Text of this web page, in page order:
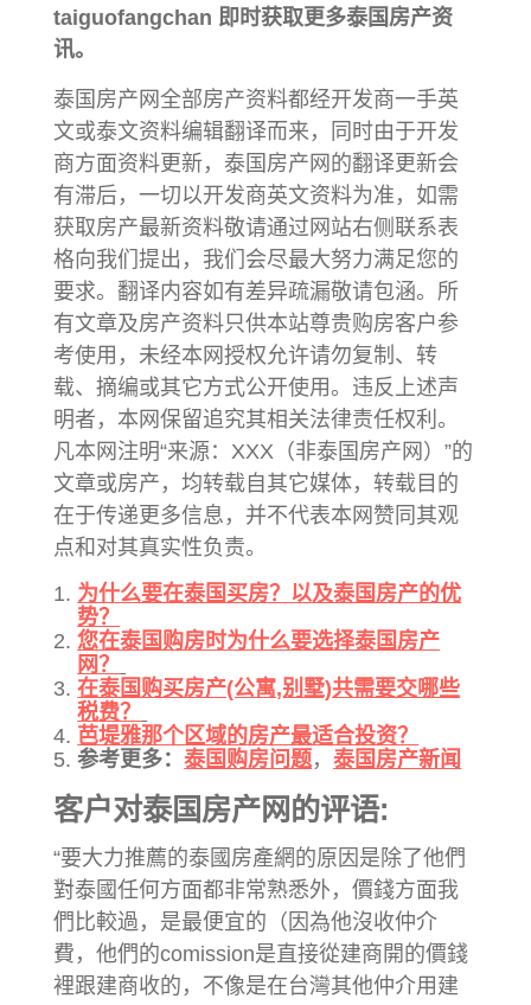
taiguofangchan 即时获取更多泰国房产资
讯。
泰国房产网全部房产资料都经开发商一手英
文或泰文资料编辑翻译而来，同时由于开发
商方面资料更新，泰国房产网的翻译更新会
有滞后，一切以开发商英文资料为准，如需
获取房产最新资料敬请通过网站右侧联系表
格向我们提出，我们会尽最大努力满足您的
要求。翻译内容如有差异疏漏敬请包涵。所
有文章及房产资料只供本站尊贵购房客户参
考使用，未经本网授权允许请勿复制、转
载、摘编或其它方式公开使用。违反上述声
明者，本网保留追究其相关法律责任权利。
凡本网注明“来源：XXX（非泰国房产网）”的
文章或房产，均转载自其它媒体，转载目的
在于传递更多信息，并不代表本网赞同其观
点和对其真实性负责。
为什么要在泰国买房？以及泰国房产的优
势？
您在泰国购房时为什么要选择泰国房产
网？
在泰国购买房产(公寓,别墅)共需要交哪些
税费？
芭堤雅那个区域的房产最适合投资？
参考更多：泰国购房问题，泰国房产新闻
客户对泰国房产网的评语:
“要大力推薦的泰國房產網的原因是除了他們
對泰國任何方面都非常熟悉外，價錢方面我
們比較過，是最便宜的（因為他沒收仲介
費，他們的comission是直接從建商開的價錢
裡跟建商收的，不像是在台灣其他仲介用建